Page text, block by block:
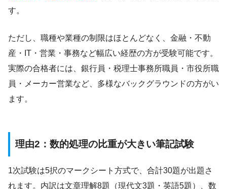
す。
ただし、職種や業種の制限はほとんどなく、金融・不動
産・IT・営業・事務など幅広い経歴の方が受験可能です。
実際の合格者には、銀行員・税理士事務所職員・市役所職
員・メーカー営業など、多様なバックグラウンドの方がい
ます。
理由2：数的処理の比重が大きい筆記試験
1次試験は5択のマークシート方式で、合計30題が出題さ
れます。内訳は文章理解8題（現代文3題・英語5題）、数